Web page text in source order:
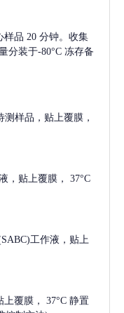
样品 20 分钟。收集
分装于-80°C 冻存备
测样品，贴上覆膜，
，贴上覆膜， 37°C
工作液，贴上
覆膜， 37°C 静置